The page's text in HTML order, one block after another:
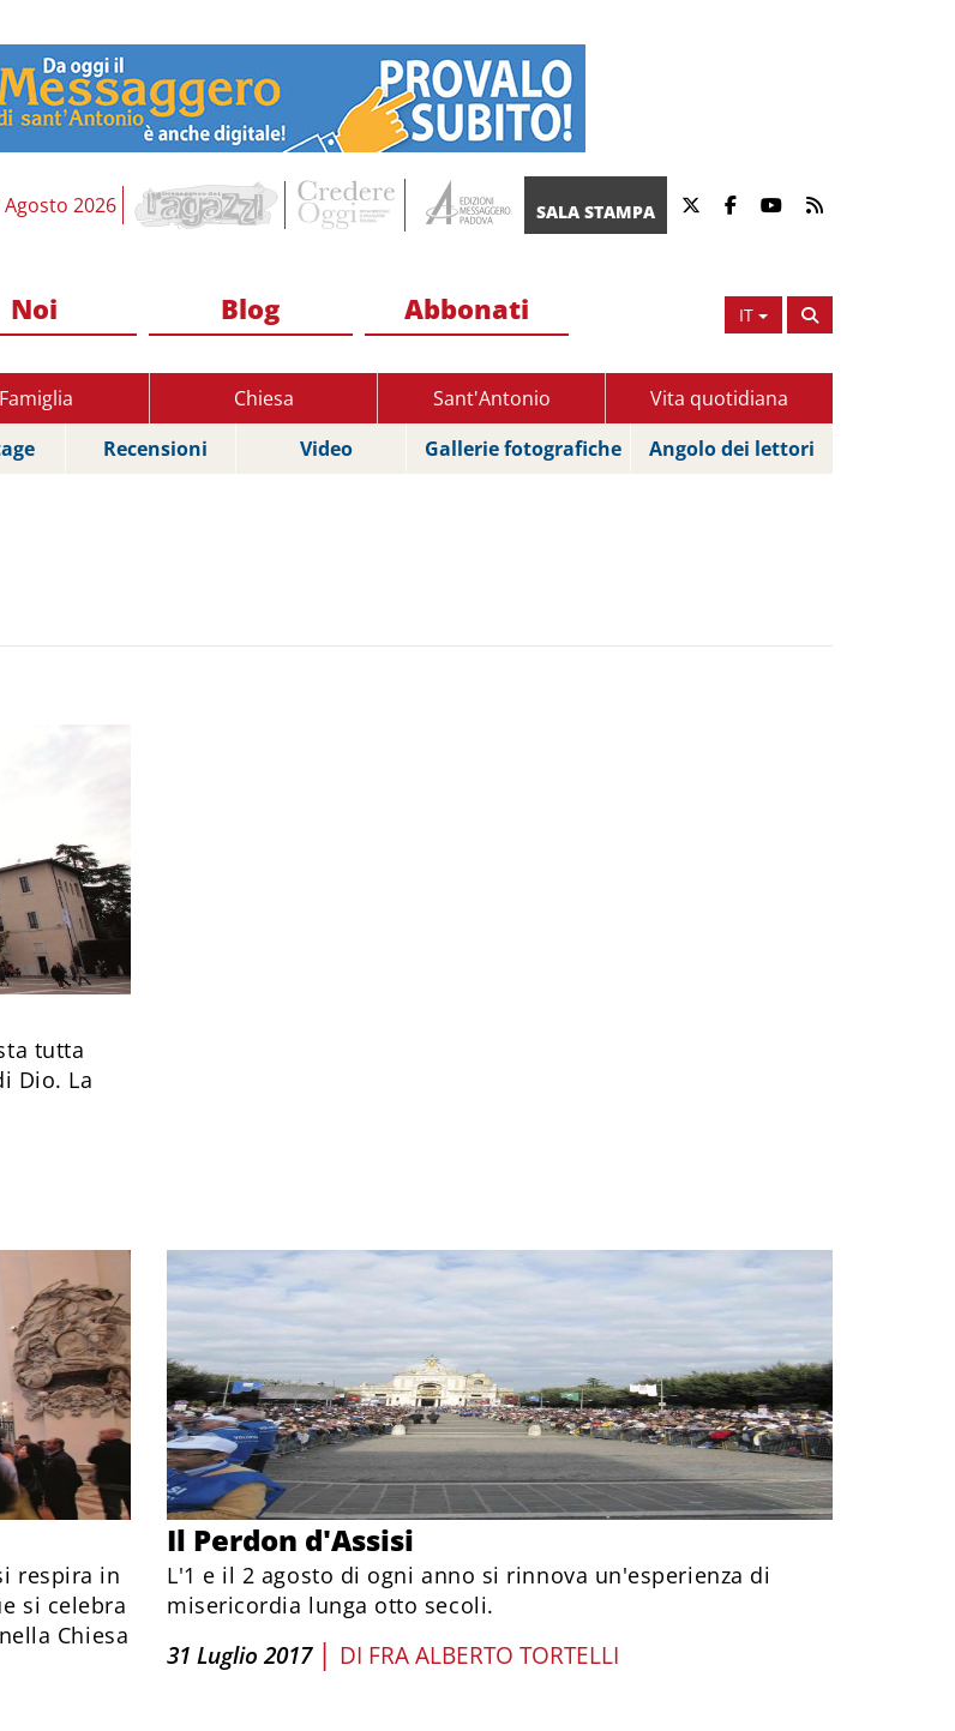
Agosto 2026 SALA STAMPA
IT
Noi Blog Abbonati
Famiglia Chiesa Sant'Antonio
Vita quotidiana
Recensioni Video Gallerie fotografiche Angolo dei lettori
tutta
Dio. La
respira in
si celebra
Chiesa
Il Perdon d'Assisi
L'1 e il 2 agosto di ogni anno si rinnova un'esperienza di
misericordia lunga otto secoli.
31 Luglio 2017 | DI FRA ALBERTO TORTELLI